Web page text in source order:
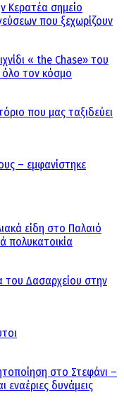
Κερατέα σημείο
που ξεχωρίζουν
« the Chase» του
τον κόσμο
που μας ταξιδεύει
– εμφανίστηκε
είδη στο Παλαιό
πολυκατοικία
του Δασαρχείου στην
στο Στεφάνι –
εναέριες δυνάμεις